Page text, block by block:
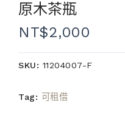
原木茶瓶
NT$2,000
SKU: 11204007-F
Tag: 可租借